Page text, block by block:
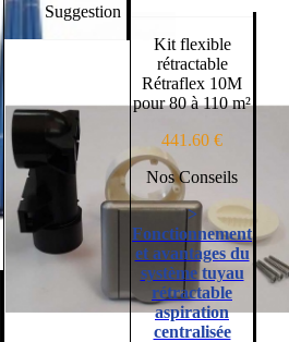
Suggestion
Kit flexible
rétractable
Rétraflex 10M
pour 80 à 110 m²
441.60 €
Nos Conseils
>
Fonctionnement
et avantages du
système tuyau
rétractable
aspiration
centralisée